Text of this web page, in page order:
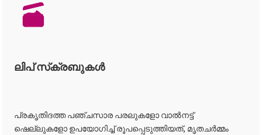
ലിപ് സ്‌ക്രബുകൾ
പ്രകൃതിദത്ത പഞ്ചസാര പരലുകളോ വാൽനട്ട്
ഷെല്ലുകളോ ഉപയോഗിച്ച് രൂപപ്പെടുത്തിയത്, മൃതചർമ്മം